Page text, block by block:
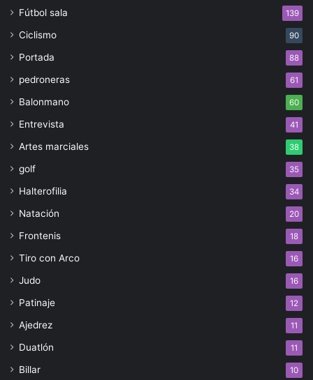
Fútbol sala 139
Ciclismo 90
Portada 88
pedroneras 61
Balonmano 60
Entrevista 41
Artes marciales 38
golf 35
Halterofilia 34
Natación 20
Frontenis 18
Tiro con Arco 16
Judo 16
Patinaje 12
Ajedrez 11
Duatlón 11
Billar 10